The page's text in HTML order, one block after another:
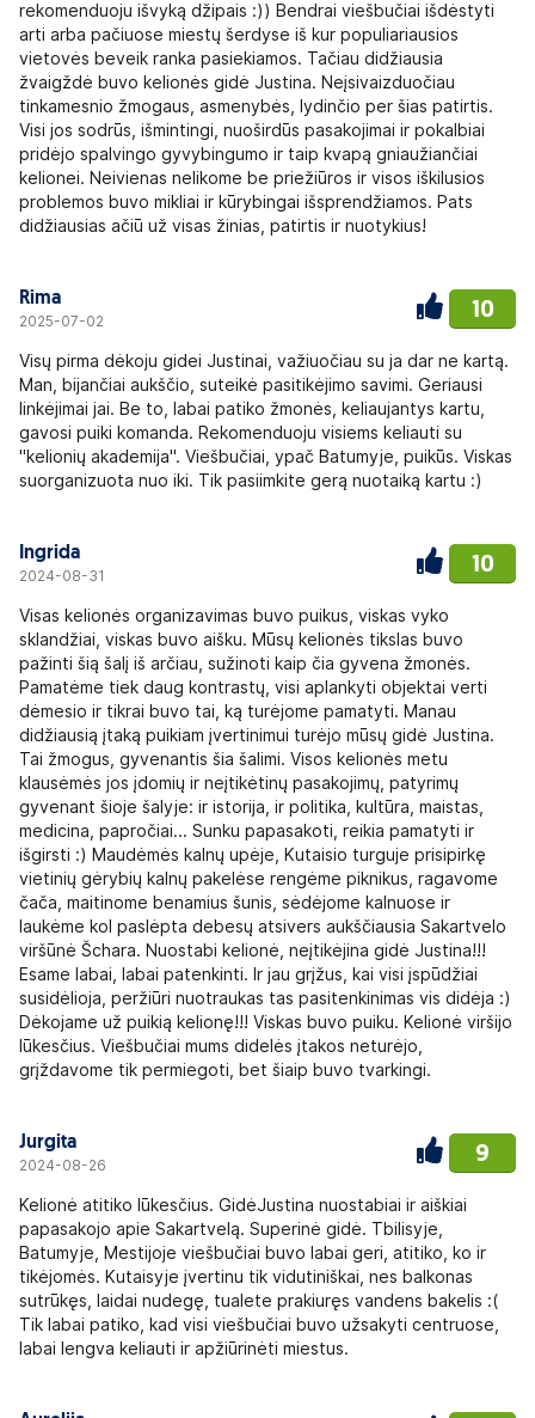
rekomenduoju išvyką džipais :)) Bendrai viešbučiai išdėstyti
arti arba pačiuose miestų šerdyse iš kur populiariausios
vietovės beveik ranka pasiekiamos. Tačiau didžiausia
žvaigždė buvo kelionės gidė Justina. Neįsivaizduočiau
tinkamesnio žmogaus, asmenybės, lydinčio per šias patirtis.
Visi jos sodrūs, išmintingi, nuoširdūs pasakojimai ir pokalbiai
pridėjo spalvingo gyvybingumo ir taip kvapą gniaužiančiai
kelionei. Neivienas nelikome be priežiūros ir visos iškilusios
problemos buvo mikliai ir kūrybingai išsprendžiamos. Pats
didžiausias ačiū už visas žinias, patirtis ir nuotykius!
Rima
2025-07-02 10
Visų pirma dėkoju gidei Justinai, važiuočiau su ja dar ne kartą.
Man, bijančiai aukščio, suteikė pasitikėjimo savimi. Geriausi
linkėjimai jai. Be to, labai patiko žmonės, keliaujantys kartu,
gavosi puiki komanda. Rekomenduoju visiems keliauti su
"kelionių akademija". Viešbučiai, ypač Batumyje, puikūs. Viskas
suorganizuota nuo iki. Tik pasiimkite gerą nuotaiką kartu :)
Ingrida
2024-08-31 10
Visas kelionės organizavimas buvo puikus, viskas vyko
sklandžiai, viskas buvo aišku. Mūsų kelionės tikslas buvo
pažinti šią šalį iš arčiau, sužinoti kaip čia gyvena žmonės.
Pamatėme tiek daug kontrastų, visi aplankyti objektai verti
dėmesio ir tikrai buvo tai, ką turėjome pamatyti. Manau
didžiausią įtaką puikiam įvertinimui turėjo mūsų gidė Justina.
Tai žmogus, gyvenantis šia šalimi. Visos kelionės metu
klausėmės jos įdomių ir neįtikėtinų pasakojimų, patyrimų
gyvenant šioje šalyje: ir istorija, ir politika, kultūra, maistas,
medicina, papročiai... Sunku papasakoti, reikia pamatyti ir
išgirsti :) Maudėmės kalnų upėje, Kutaisio turguje prisipirkę
vietinių gėrybių kalnų pakelėse rengėme piknikus, ragavome
čača, maitinome benamius šunis, sėdėjome kalnuose ir
laukėme kol paslėpta debesų atsivers aukščiausia Sakartvelo
viršūnė Šchara. Nuostabi kelionė, neįtikėjina gidė Justina!!!
Esame labai, labai patenkinti. Ir jau grįžus, kai visi įspūdžiai
susidėlioja, peržiūri nuotraukas tas pasitenkinimas vis didėja :)
Dėkojame už puikią kelionę!!! Viskas buvo puiku. Kelionė viršijo
lūkesčius. Viešbučiai mums didelės įtakos neturėjo,
grįždavome tik permiegoti, bet šiaip buvo tvarkingi.
Jurgita
2024-08-26 9
Kelionė atitiko lūkesčius. GidėJustina nuostabiai ir aiškiai
papasakojo apie Sakartvelą. Superinė gidė. Tbilisyje,
Batumyje, Mestijoje viešbučiai buvo labai geri, atitiko, ko ir
tikėjomės. Kutaisyje įvertinu tik vidutiniškai, nes balkonas
sutrūkęs, laidai nudegę, tualete prakiuręs vandens bakelis :(
Tik labai patiko, kad visi viešbučiai buvo užsakyti centruose,
labai lengva keliauti ir apžiūrinėti miestus.